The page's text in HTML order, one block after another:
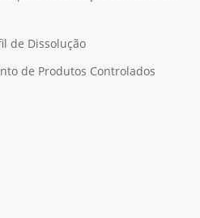
de Dissolução
de Produtos Controlados